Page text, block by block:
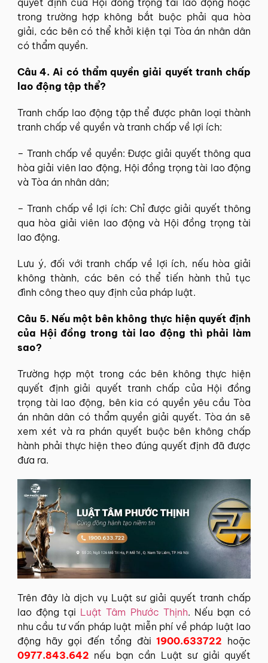
trong trường hợp không bắt buộc phải qua hòa
giải, các bên có thể khởi kiện tại Tòa án nhân dân
có thẩm quyền.
Câu 4. Ai có thẩm quyền giải quyết tranh chấp
lao động tập thể?
Tranh chấp lao động tập thể được phân loại thành
tranh chấp về quyền và tranh chấp về lợi ích:
– Tranh chấp về quyền:Được giải quyết thông qua
hòa giải viên lao động, Hội đồng trọng tài lao động
và Tòa án nhân dân;
– Tranh chấp về lợi ích: Chỉ được giải quyết thông
qua hòa giải viên lao động và Hội đồng trọng tài
lao động.
Lưu ý, đối với tranh chấp về lợi ích, nếu hòa giải
không thành, các bên có thể tiến hành thủ tục
đình công theo quy định của pháp luật.
Câu 5. Nếu một bên không thực hiện quyết định
của Hội đồng trong tài lao động thì phải làm
sao?
Trường hợp một trong các bên không thực hiện
quyết định giải quyết tranh chấp của Hội đồng
trọng tài lao động, bên kia có quyền yêu cầu Tòa
án nhân dân có thẩm quyền giải quyết. Tòa án sẽ
xem xét và ra phán quyết buộc bên không chấp
hành phải thực hiện theo đúng quyết định đã được
đưa ra.
Trên đây là dịch vụ Luật sư giải quyết tranh chấp
lao động tại Luật Tâm Phước Thịnh. Nếu bạn có
nhu cầu tư vấn pháp luật miễn phí về pháp luật lao
động hãy gọi đến tổng đài1900.633722 hoặc
0977.843.642 nếu bạn cần Luật sư giải quyết